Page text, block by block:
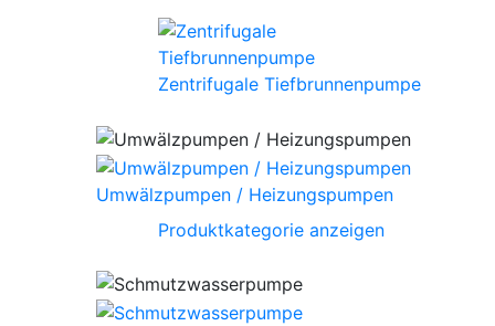
Zentrifugale Tiefbrunnenpumpe
Umwälzpumpen / Heizungspumpen
Produktkategorie anzeigen